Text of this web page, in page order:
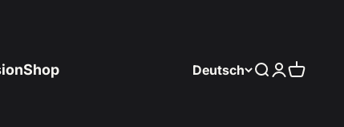
Shop Deutsch SucheAnmelden